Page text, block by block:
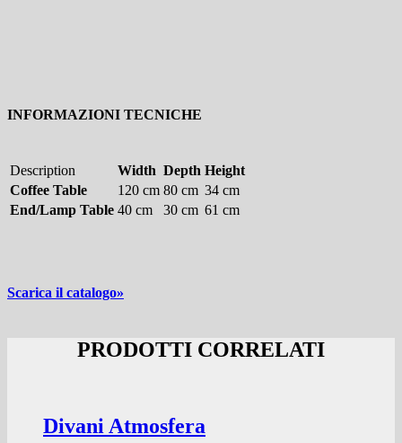
INFORMAZIONI TECNICHE
Description Width Depth Height
Coffee Table
120 cm 80 cm 34 cm
End/Lamp Table 40 cm 30 cm 61 cm
Scarica il catalogo»
PRODOTTI CORRELATI
Divani Atmosfera